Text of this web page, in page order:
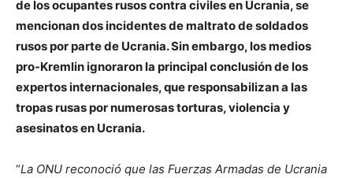
de los ocupantes rusos contra civiles en Ucrania, se
mencionan dos incidentes de maltrato de soldados
rusos por parte de Ucrania. Sin embargo, los medios
pro-Kremlin ignoraron la principal conclusión de los
expertos internacionales, que responsabilizan a las
tropas rusas por numerosas torturas, violencia y
asesinatos en Ucrania.
“La ONU reconoció que las Fuerzas Armadas de Ucrania